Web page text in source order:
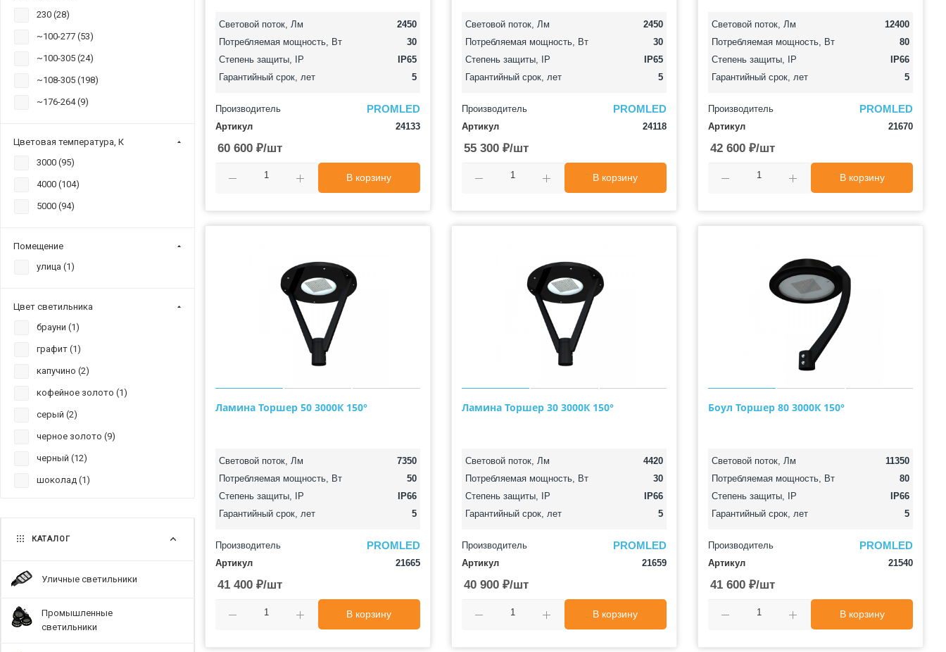
Световой поток, Лм
2450
Потребляемая мощность, Вт
30
Степень защиты, IP
IP65
Гарантийный срок, лет
5
Производитель PROMLED
Артикул 24133
60 600 ₽/шт
В корзину
Световой поток, Лм
2450
Потребляемая мощность, Вт
30
Степень защиты, IP
IP65
Гарантийный срок, лет
5
Производитель PROMLED
Артикул 24118
55 300 ₽/шт
В корзину
Световой поток, Лм
12400
Потребляемая мощность, Вт
80
Степень защиты, IP
IP66
Гарантийный срок, лет
5
Производитель PROMLED
Артикул 21670
42 600 ₽/шт
В корзину
Ламина Торшер 50 3000К 150°
Световой поток, Лм
7350
Потребляемая мощность, Вт
50
Степень защиты, IP
IP66
Гарантийный срок, лет
5
Производитель PROMLED
Артикул 21665
41 400 ₽/шт
В корзину
Ламина Торшер 30 3000К 150°
Световой поток, Лм
4420
Потребляемая мощность, Вт
30
Степень защиты, IP
IP66
Гарантийный срок, лет
5
Производитель PROMLED
Артикул 21659
40 900 ₽/шт
В корзину
Боул Торшер 80 3000К 150°
Световой поток, Лм
11350
Потребляемая мощность, Вт
80
Степень защиты, IP
IP66
Гарантийный срок, лет
5
Производитель PROMLED
Артикул 21540
41 600 ₽/шт
В корзину
230 (28)
~100-277 (53)
~100-305 (24)
~108-305 (198)
~176-264 (9)
Цветовая температура, К
3000 (95)
4000 (104)
5000 (94)
Помещение
улица (1)
Цвет светильника
брауни (1)
графит (1)
капучино (2)
кофейное золото (1)
серый (2)
черное золото (9)
черный (12)
шоколад (1)
КАТАЛОГ
Уличные светильники
Промышленные
светильники